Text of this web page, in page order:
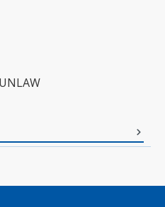
Wert ein oder benutze